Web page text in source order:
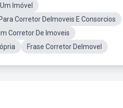
Imóvel
Corretor DeImoveis E Consorcios
Corretor De Imoveis
Frase Corretor DeImovel